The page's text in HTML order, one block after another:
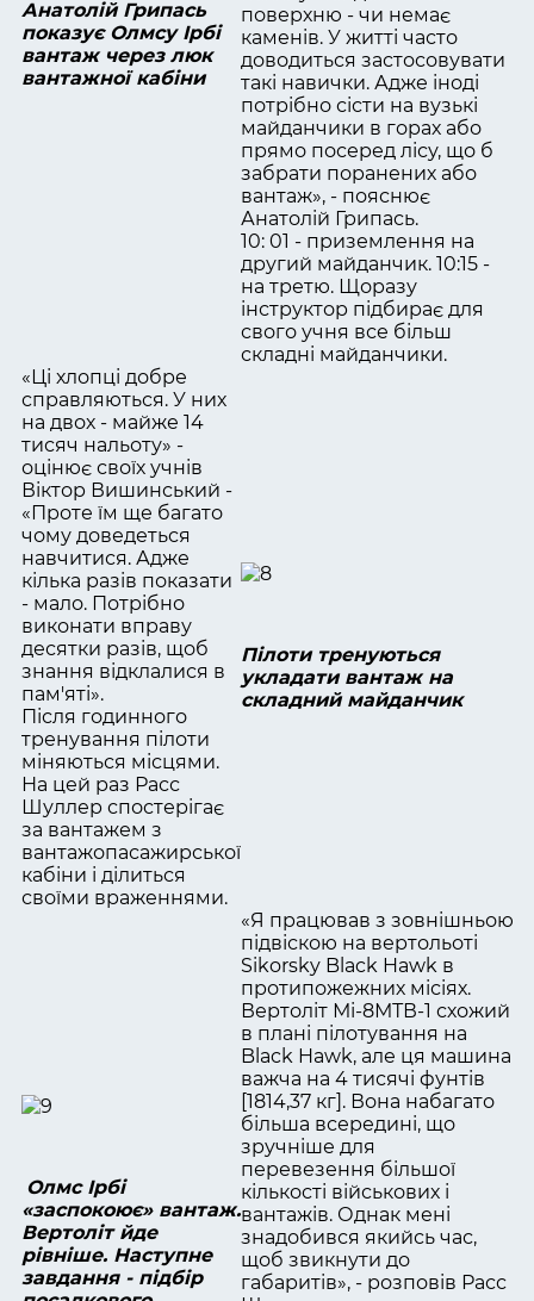
Анатолій Грипась
показує Олмсу Ірбі
вантаж через люк
вантажної кабіни
поверхню - чи немає
каменів. У житті часто
доводиться застосовувати
такі навички. Адже іноді
потрібно сісти на вузькі
майданчики в горах або
прямо посеред лісу, що б
забрати поранених або
вантаж», - пояснює
Анатолій Грипась.
10: 01 - приземлення на
другий майданчик. 10:15 -
на третю. Щоразу
інструктор підбирає для
свого учня все більш
складні майданчики.
«Ці хлопці добре
справляються. У них
на двох - майже 14
тисяч нальоту» -
оцінює своїх учнів
Віктор Вишинський -
«Проте їм ще багато
чому доведеться
навчитися. Адже
кілька разів показати
- мало. Потрібно
виконати вправу
десятки разів, щоб
знання відклалися в
пам'яті».
Після годинного
тренування пілоти
міняються місцями.
На цей раз Расс
Шуллер спостерігає
за вантажем з
вантажопасажирської
кабіни і ділиться
своїми враженнями.
Пілоти тренуються
укладати вантаж на
складний майданчик
Олмс Ірбі
«заспокоює» вантаж.
Вертоліт йде
рівніше. Наступне
завдання - підбір
«Я працював з зовнішньою
підвіскою на вертольоті
Sikorsky Black Hawk в
протипожежних місіях.
Вертоліт Мі-8МТВ-1 схожий
в плані пілотування на
Black Hawk, але ця машина
важча на 4 тисячі фунтів
[1814,37 кг]. Вона набагато
більша всередині, що
зручніше для
перевезення більшої
кількості військових і
вантажів. Однак мені
знадобився якийсь час,
щоб звикнути до
габаритів», - розповів Расс